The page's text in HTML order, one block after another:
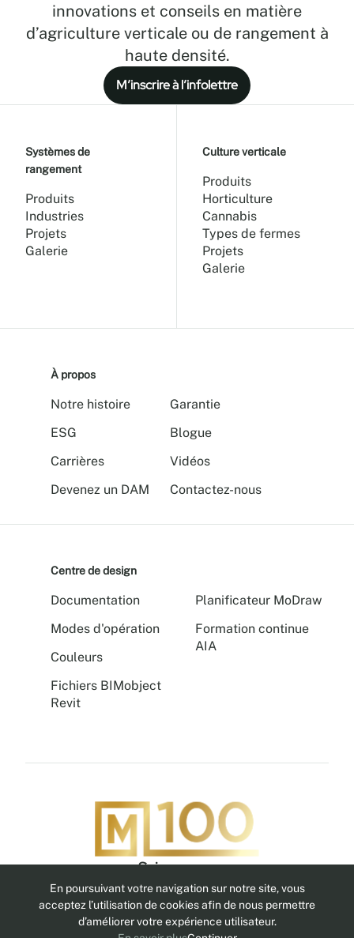
innovations et conseils en matière
d’agriculture verticale ou de rangement à
haute densité.
M’inscrire à l’infolettre
Suivez-nous
Politique de confidentialitéAvis légalMoNetMoBox
Systèmes de
rangement
Produits
Industries
Projets
Galerie
Culture verticale
Produits
Horticulture
Cannabis
Types de fermes
Projets
Galerie
À propos
Notre histoire
ESG
Carrières
Devenez un DAM
Garantie
Blogue
Vidéos
Contactez-nous
Centre de design
Documentation
Modes d'opération
Couleurs
Fichiers BIMobject
Revit
Planificateur MoDraw
Formation continue
AIA
En poursuivant votre navigation sur notre site, vous
acceptez l’utilisation de cookies afin de nous permettre
d’améliorer votre expérience utilisateur.